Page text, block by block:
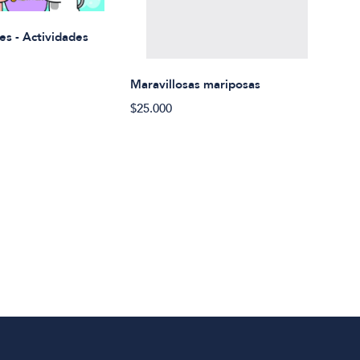
- Actividades
Maravillosas mariposas
$25.000